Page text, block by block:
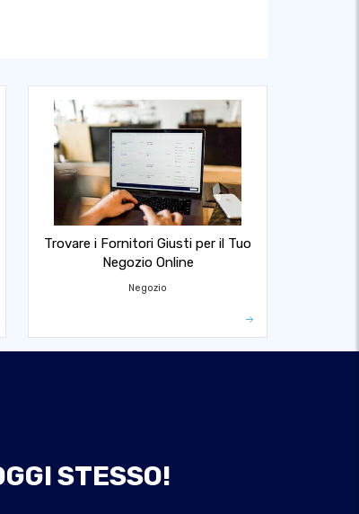
Trovare i Fornitori Giusti per il Tuo
Negozio Online
Negozio
STESSO!